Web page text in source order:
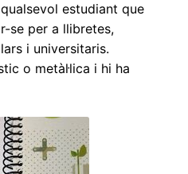
estudiant que
se per a llibretes,
i universitaris.
o metàl·lica i hi ha